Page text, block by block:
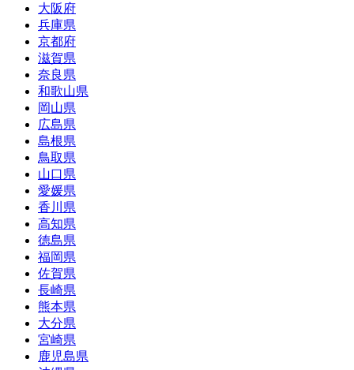
大阪府
兵庫県
京都府
滋賀県
奈良県
和歌山県
岡山県
広島県
島根県
鳥取県
山口県
愛媛県
香川県
高知県
徳島県
福岡県
佐賀県
長崎県
熊本県
大分県
宮崎県
鹿児島県